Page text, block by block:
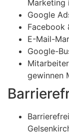
Marketing
Google
Facebook
E-Mail-
Google-
gewinnen